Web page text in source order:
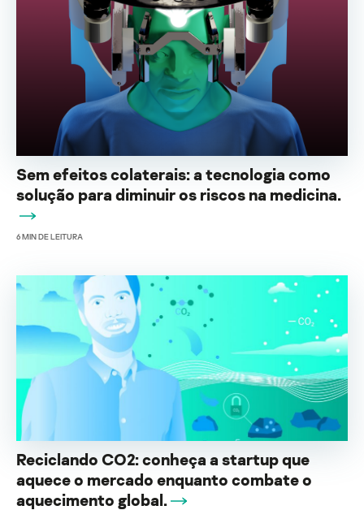
Sem efeitos colaterais: a tecnologia como
solução para diminuir os riscos na medicina.
6MIN DE LEITURA
Reciclando CO2: conheça a startup que
aquece o mercado enquanto combate o
aquecimento global.